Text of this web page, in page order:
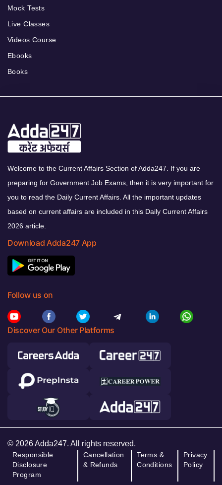
Mock Tests
Live Classes
Videos Course
Ebooks
Books
Welcome to the Current Affairs Section of Adda247. If you are
preparing for Government Job Exams, then it is very important for
you to read the Daily Current Affairs. All the important updates
based on current affairs are included in this Daily Current Affairs
2026 article.
Download Adda247 App
Follow us on
Discover Our Other Platforms
© 2026 Adda247. All rights reserved.
Responsible
Disclosure
Program
Cancellation
& Refunds
Terms &
Conditions
Privacy
Policy